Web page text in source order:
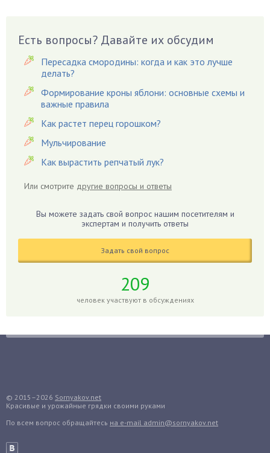
Вешенки
Виноград
Вредители
Гардения
Гацания
Гвоздики
Георгины
Гиацинт
Гладиолусы
Гранат
Грядки
Гуава
Есть вопросы? Давайте их обсудим
Пересадка смородины: когда и как это лучше
делать?
Формирование кроны яблони: основные схемы и
важные правила
Как растет перец горошком?
Мульчирование
Как вырастить репчатый лук?
Или смотрите другие вопросы и ответы
Вы можете задать свой вопрос нашим посетителям и
экспертам и получить ответы
Задать свой вопрос
209
человек участвуют в обсуждениях
© 2015–2026 Sornyakov.net
Красивые и урожайные грядки своими руками
По всем вопрос обращайтесь на e-mail admin@sornyakov.net